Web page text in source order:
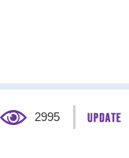
2995